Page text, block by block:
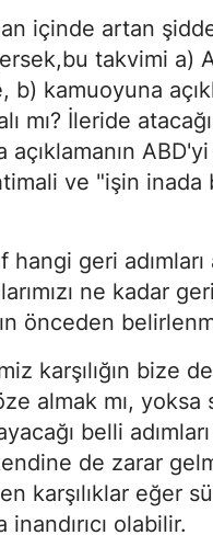
içinde artan
takvimi a)
kamuoyuna
mı? İleride
açıklamanın
ve "işin inada
hangi geri
ne kadar geri
önceden
karşılığın bize
almak mı,
belli
de zarar
karşılıklar eğer
olabilir.